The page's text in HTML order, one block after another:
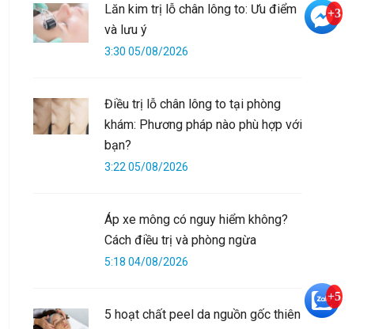
Lăn kim trị lỗ chân lông to: Ưu điểm
và lưu ý
3:30 05/08/2026
Điều trị lỗ chân lông to tại phòng
khám: Phương pháp nào phù hợp với
bạn?
3:22 05/08/2026
Áp xe mông có nguy hiểm không?
Cách điều trị và phòng ngừa
5:18 04/08/2026
5 hoạt chất peel da nguồn gốc thiên
+3
+5